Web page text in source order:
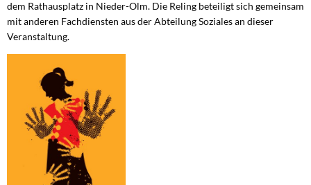
gegen
Gewalt
dem Rathausplatz in Nieder-Olm. Die Reling beteiligt sich gemeinsam
mit anderen Fachdiensten aus der Abteilung Soziales an dieser
Veranstaltung.